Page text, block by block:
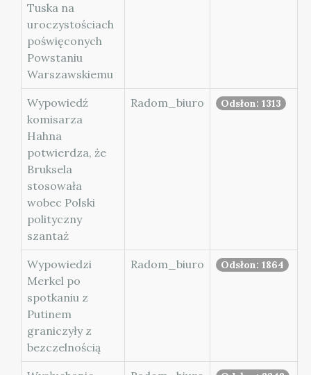
Tuska na
uroczystościach
poświęconych
Powstaniu
Warszawskiemu
Wypowiedź
komisarza
Hahna
potwierdza, że
Bruksela
stosowała
wobec Polski
polityczny
szantaż
Radom_biuro Odsłon: 1313
Wypowiedzi
Merkel po
spotkaniu z
Putinem
graniczyły z
bezczelnością
Radom_biuro Odsłon: 1864